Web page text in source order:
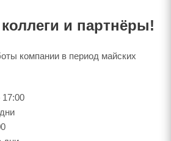
и партнёры!
компании в период майских